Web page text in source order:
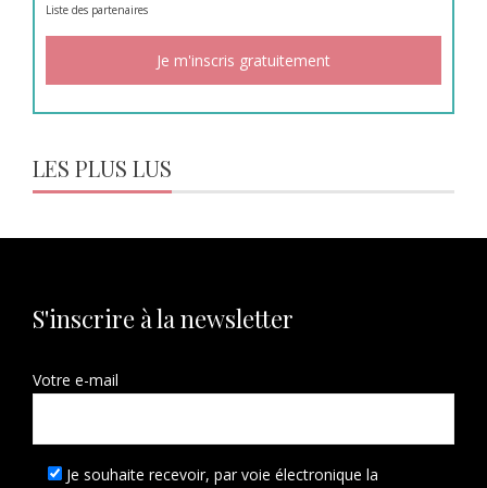
Liste des partenaires
LES PLUS LUS
S'inscrire à la newsletter
Votre e-mail
Je souhaite recevoir, par voie électronique la